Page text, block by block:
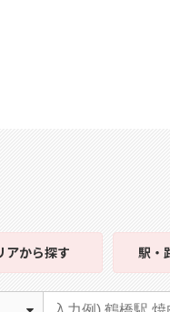
アから探す 駅・